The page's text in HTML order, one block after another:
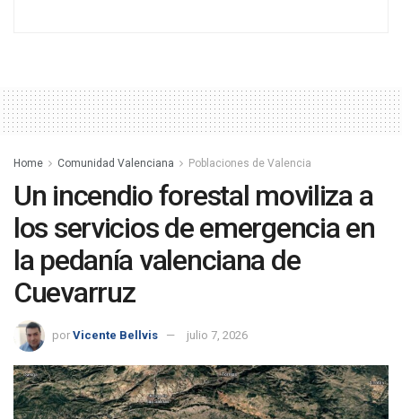
Home Comunidad Valenciana Poblaciones de Valencia
Un incendio forestal moviliza a
los servicios de emergencia en
la pedanía valenciana de
Cuevarruz
por Vicente Bellvis julio 7, 2026